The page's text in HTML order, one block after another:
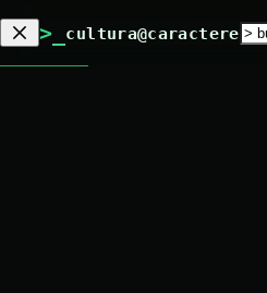
>_ cultura@caractere